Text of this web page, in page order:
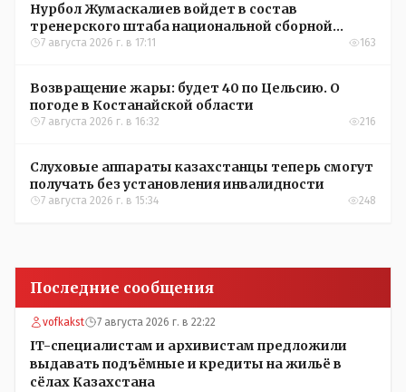
Нурбол Жумаскалиев войдет в состав
тренерского штаба национальной сборной
Казахстана по футболу
7 августа 2026 г. в 17:11 163
Возвращение жары: будет 40 по Цельсию. О
погоде в Костанайской области
7 августа 2026 г. в 16:32 216
Слуховые аппараты казахстанцы теперь смогут
получать без установления инвалидности
7 августа 2026 г. в 15:34 248
Последние сообщения
vofkakst 7 августа 2026 г. в 22:22
IT-специалистам и архивистам предложили
выдавать подъёмные и кредиты на жильё в
сёлах Казахстана